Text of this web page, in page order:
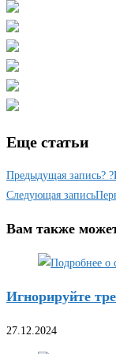
Еще статьи
Предыдущая запись?
Следующая запись
Вам также
Игнорируйте
27.12.2024